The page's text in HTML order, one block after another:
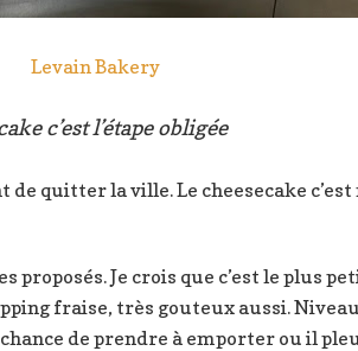
Levain Bakery
c’est l’étape obligée
quitter la ville. Le cheesecake
Je crois que c’est le plus
fraise, très gouteux aussi.
de prendre à emporter ou il